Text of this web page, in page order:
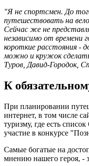
"Я не спортсмен. До
путешествовать на
Сейчас же не
независимо от времени
короткие расстояния -
можно и кружок
Туров, Давид-Городок,
К
При планировании
интернет, в том числе
туризму, где есть
участие в конкурсе
Самые богатые на
мнению нашего героя, -